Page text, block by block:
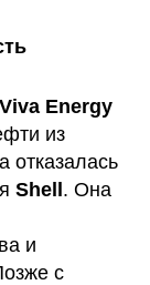
Viva Energy
из
отказалась
Shell. Она
и
с